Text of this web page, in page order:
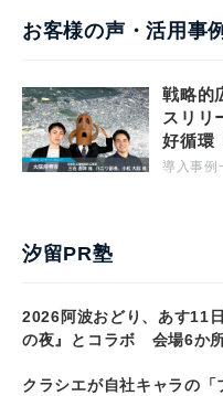
お客様の声・活用事例
戦略的
スリリ
好循環
導入事例
汐留PR塾
2026阿波おどり、あす11
の夜』とコラボ 会場6か
クラシエが自社キャラの